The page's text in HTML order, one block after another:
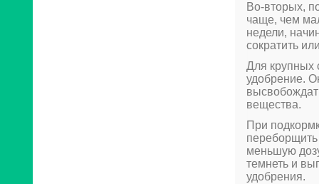
Во-вторых,
чаще, чем
недели,
сократить
Для крупных
удобрение.
вещества.
При
меньшую
темнеть и
удобрения.